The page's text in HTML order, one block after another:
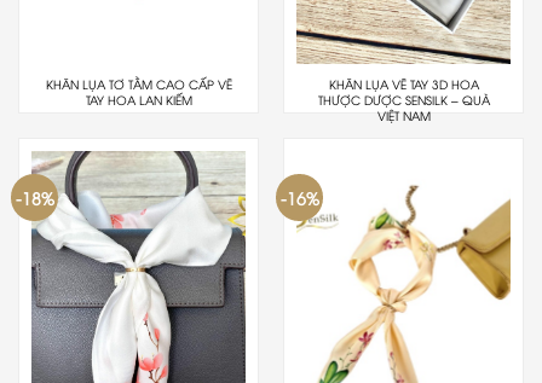
KHĂN LỤA TƠ TẰM CAO CẤP VẼ
TAY HOA LAN KIẾM
KHĂN LỤA VẼ TAY 3D HOA
THƯỢC DƯỢC SENSILK – QUÀ
VIỆT NAM
-18% -16%